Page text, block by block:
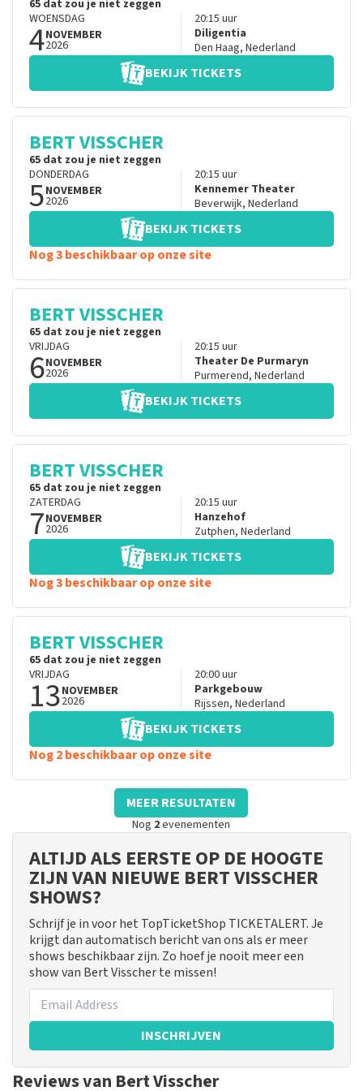
65 dat zou je niet zeggen
WOENSDAG
4NOVEMBER
2026
20:15 uur
Diligentia
Den Haag, Nederland
BEKIJK TICKETS
BERT VISSCHER
65 dat zou je niet zeggen
DONDERDAG
5NOVEMBER
2026
20:15 uur
Kennemer Theater
Beverwijk, Nederland
BEKIJK TICKETS
Nog 3 beschikbaar op onze site
BERT VISSCHER
65 dat zou je niet zeggen
VRIJDAG
6NOVEMBER
2026
20:15 uur
Theater De Purmaryn
Purmerend, Nederland
BEKIJK TICKETS
BERT VISSCHER
65 dat zou je niet zeggen
ZATERDAG
7NOVEMBER
2026
20:15 uur
Hanzehof
Zutphen, Nederland
BEKIJK TICKETS
Nog 3 beschikbaar op onze site
BERT VISSCHER
65 dat zou je niet zeggen
VRIJDAG
13NOVEMBER
2026
20:00uur
Parkgebouw
Rijssen, Nederland
BEKIJK TICKETS
Nog 2 beschikbaar op onze site
MEER RESULTATEN
Nog 2evenementen
ALTIJD ALS EERSTE OP DE HOOGTE
ZIJN VAN NIEUWE BERT VISSCHER
SHOWS?
Schrijf je in voor het TopTicketShop TICKETALERT. Je
krijgt dan automatisch bericht van ons als er meer
shows beschikbaar zijn. Zo hoef je nooit meer een
show van Bert Visscher te missen!
INSCHRIJVEN
Reviews van Bert Visscher